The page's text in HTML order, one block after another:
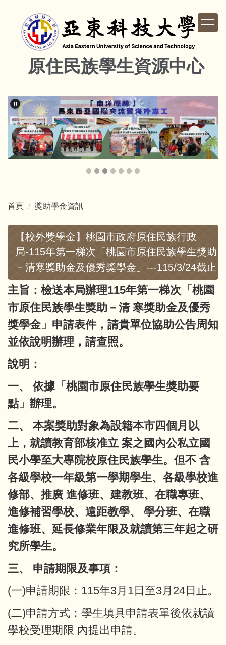
原住民族學生資源中心
首頁 獎助學金資訊
【校外獎學金】桃園市政府原住民族行政
局-115年第一梯次「桃園市原住民族學生獎助
－清寒獎助金及優秀獎學金」---115/3/24截止
主旨：檢送本局辦理115年第一梯次「桃園
市原住民族學生獎助－清 寒獎助金及優秀
獎學金」申請表件，請貴單位協助公告周知
並依說明辦理，請查照。
說明：
一、 依據「桃園市原住民族學生獎助要
點」辦理。
二、 本案獎助對象為設籍本市四個月以
上，就讀教育部核准立 案之國內公私立國
民小學至大專院校原住民族學生。但不 含
各級學校一年級第一學期學生、各級學校進
修部、推廣 進修班、建教班、在職專班、
進修補習學校、遠距教學、 學分班、在職
進修班、延長修業年限及就讀第三年起之研
究所學生。
三、 申請期限及事項：
(一)申請期限：115年3月1日至3月24日止。
(二)申請方式：學生填具申請表單後依就讀
學校受理期限 內提出申請。